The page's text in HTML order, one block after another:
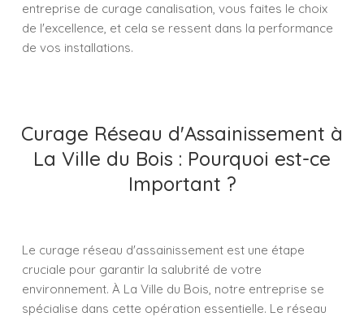
entreprise de curage canalisation, vous faites le choix
de l'excellence, et cela se ressent dans la performance
de vos installations.
Curage Réseau d'Assainissement à
La Ville du Bois : Pourquoi est-ce
Important ?
Le curage réseau d'assainissement est une étape
cruciale pour garantir la salubrité de votre
environnement. À La Ville du Bois, notre entreprise se
spécialise dans cette opération essentielle. Le réseau